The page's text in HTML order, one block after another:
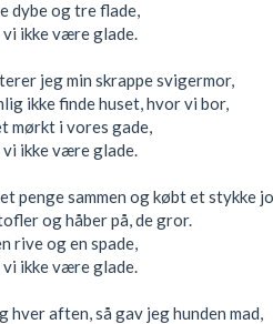
dybe og tre flade,
ikke være glade.
jeg min skrappe svigermor,
ikke finde huset, hvor vi bor,
mørkt i vores gade,
ikke være glade.
penge sammen og købt et stykke
og håber på, de gror.
rive og en spade,
ikke være glade.
hver aften, så gav jeg hunden mad,